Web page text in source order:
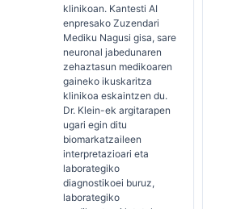
klinikoan. Kantesti AI
enpresako Zuzendari
Mediku Nagusi gisa, sare
neuronal jabedunaren
zehaztasun medikoaren
gaineko ikuskaritza
klinikoa eskaintzen du.
Dr. Klein-ek argitarapen
ugari egin ditu
biomarkatzaileen
interpretazioari eta
laborategiko
diagnostikoei buruz,
laborategiko